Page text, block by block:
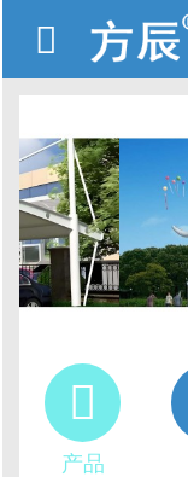


产品